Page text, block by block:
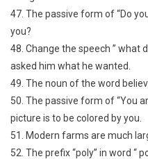
47. The passive form of “Do
you?
48. Change the speech ” what
asked him what he wanted.
49. The noun of the word
50. The passive form of “You
picture is to be colored by you.
51. Modern farms are much
52. The prefix “poly” in word “